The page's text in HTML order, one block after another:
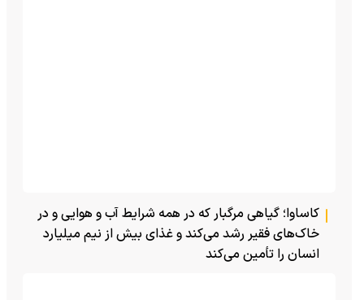
کاساوا؛ گیاهی مرگبار که در همه شرایط آب و هوایی و در
خاک‌های فقیر رشد می‌کند و غذای بیش از نیم میلیارد
انسان را تأمین می‌کند